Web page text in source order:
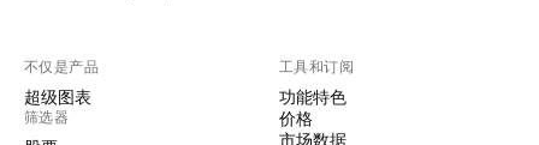
不仅是产品
超级图表
筛选器
工具和订阅
功能特色
价格
市场数据